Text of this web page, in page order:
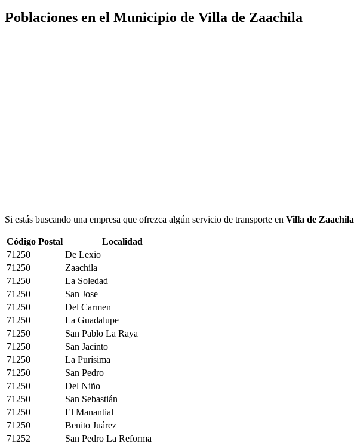
Poblaciones en el Municipio de Villa de Zaachila
Si estás buscando una empresa que ofrezca algún servicio de transporte en Villa de Zaachila
Código Postal
Localidad
71250
De Lexio
71250
Zaachila
71250
La Soledad
71250
San Jose
71250
Del Carmen
71250
La Guadalupe
71250
San Pablo La Raya
71250
San Jacinto
71250
La Purísima
71250
San Pedro
71250
Del Niño
71250
San Sebastián
71250
El Manantial
71250
Benito Juárez
71252
San Pedro La Reforma